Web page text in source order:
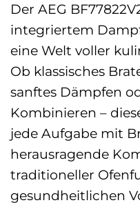
Der AEG
integriertem
eine Welt voller
Ob klassisches
sanftes Dämpfen
Kombinieren –
jede Aufgabe mit
herausragende
traditioneller
gesundheitlichen